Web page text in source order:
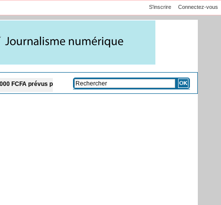
Connectez-vous
S'inscrire
pour chaque famille Frapp estime que les 220 milliards FCFA de la